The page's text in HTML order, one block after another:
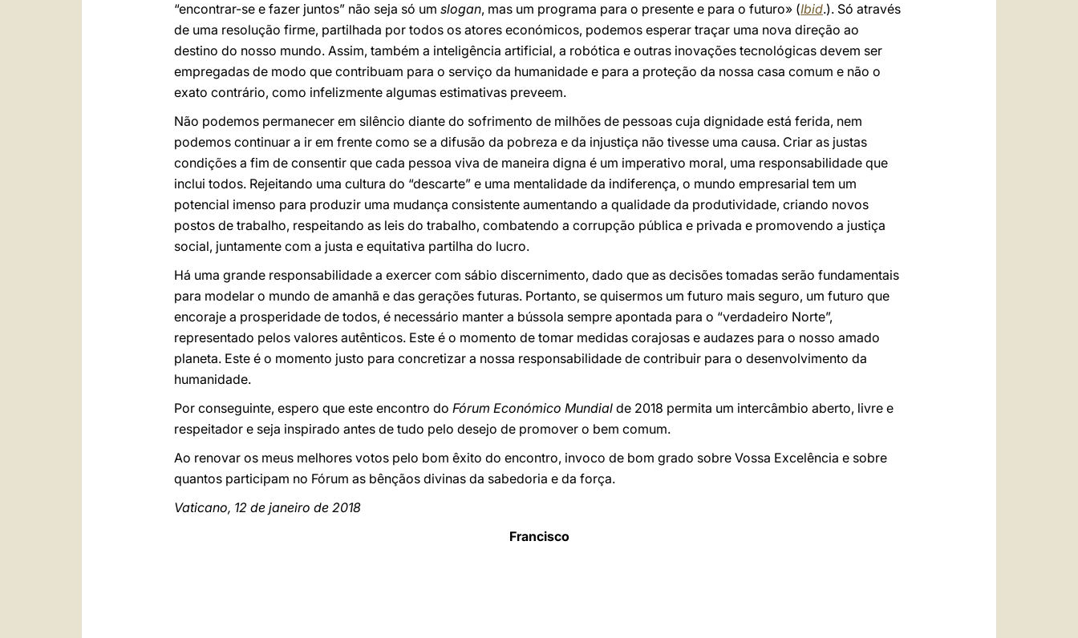
“encontrar-se e fazer juntos” não seja só um slogan, mas um programa para o presente e para o futuro» (Ibid.). Só através
de uma resolução firme, partilhada por todos os atores económicos, podemos esperar traçar uma nova direção ao
destino do nosso mundo. Assim, também a inteligência artificial, a robótica e outras inovações tecnológicas devem ser
empregadas de modo que contribuam para o serviço da humanidade e para a proteção da nossa casa comum e não o
exato contrário, como infelizmente algumas estimativas preveem.
Não podemos permanecer em silêncio diante do sofrimento de milhões de pessoas cuja dignidade está ferida, nem
podemos continuar a ir em frente como se a difusão da pobreza e da injustiça não tivesse uma causa. Criar as justas
condições a fim de consentir que cada pessoa viva de maneira digna é um imperativo moral, uma responsabilidade que
inclui todos. Rejeitando uma cultura do “descarte” e uma mentalidade da indiferença, o mundo empresarial tem um
potencial imenso para produzir uma mudança consistente aumentando a qualidade da produtividade, criando novos
postos de trabalho, respeitando as leis do trabalho, combatendo a corrupção pública e privada e promovendo a justiça
social, juntamente com a justa e equitativa partilha do lucro.
Há uma grande responsabilidade a exercer com sábio discernimento, dado que as decisões tomadas serão fundamentais
para modelar o mundo de amanhã e das gerações futuras. Portanto, se quisermos um futuro mais seguro, um futuro que
encoraje a prosperidade de todos, é necessário manter a bússola sempre apontada para o “verdadeiro Norte”,
representado pelos valores autênticos. Este é o momento de tomar medidas corajosas e audazes para o nosso amado
planeta. Este é o momento justo para concretizar a nossa responsabilidade de contribuir para o desenvolvimento da
humanidade.
Por conseguinte, espero que este encontro do Fórum Económico Mundial de 2018 permita um intercâmbio aberto, livre e
respeitador e seja inspirado antes de tudo pelo desejo de promover o bem comum.
Ao renovar os meus melhores votos pelo bom êxito do encontro, invoco de bom grado sobre Vossa Excelência e sobre
quantos participam no Fórum as bênçãos divinas da sabedoria e da força.
Vaticano, 12 de janeiro de 2018
Francisco